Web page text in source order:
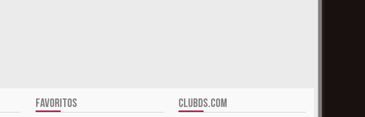
FAVORITOS CLUBDS.COM